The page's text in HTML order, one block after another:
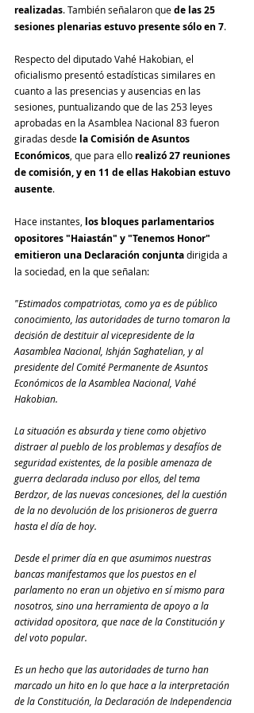
realizadas. También señalaron que de las 25
sesiones plenarias estuvo presente sólo en 7.
Respecto del diputado Vahé Hakobian, el
oficialismo presentó estadísticas similares en
cuanto a las presencias y ausencias en las
sesiones, puntualizando que de las 253 leyes
aprobadas en la Asamblea Nacional 83 fueron
giradas desde la Comisión de Asuntos
Económicos , que para ello realizó 27 reuniones
de comisión, y en 11 de ellas Hakobian estuvo
ausente.
Hace instantes, los bloques parlamentarios
opositores "Haiastán" y "Tenemos Honor"
emitieron una Declaración conjunta dirigida a
la sociedad, en la que señalan:
"Estimados compatriotas, como ya es de público
conocimiento, las autoridades de turno tomaron la
decisión de destituir al vicepresidente de la
Aasamblea Nacional, Ishján Saghatelian, y al
presidente del Comité Permanente de Asuntos
Económicos de la Asamblea Nacional, Vahé
Hakobian.
La situación es absurda y tiene como objetivo
distraer al pueblo de los problemas y desafíos de
seguridad existentes, de la posible amenaza de
guerra declarada incluso por ellos, del tema
Berdzor, de las nuevas concesiones, del la cuestión
de la no devolución de los prisioneros de guerra
hasta el día de hoy.
Desde el primer día en que asumimos nuestras
bancas manifestamos que los puestos en el
parlamento no eran un objetivo en sí mismo para
nosotros, sino una herramienta de apoyo a la
actividad opositora, que nace de la Constitución y
del voto popular.
Es un hecho que las autoridades de turno han
marcado un hito en lo que hace a la interpretación
de la Constitución, la Declaración de Independencia